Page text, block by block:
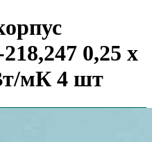
0,25 х
мК 4 шт